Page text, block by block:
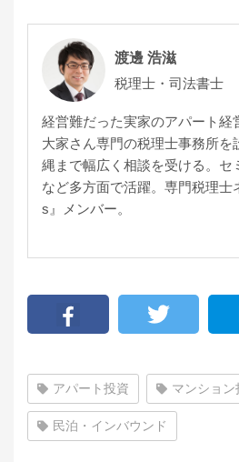
渡邊 浩滋
税理士・司法書士
経営難だった実家のアパート経
大家さん専門の税理士事務所を
縄まで幅広く相談を受ける。セ
など多方面で活躍。専門税理士
s』メンバー。
アパート投資 マンション
民泊・インバウンド